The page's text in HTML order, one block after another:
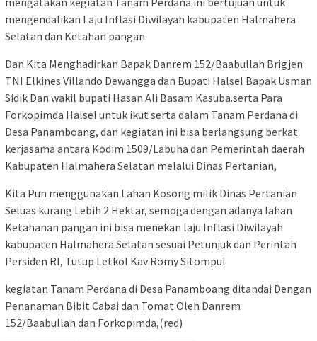
mengendalikan Laju Inflasi Diwilayah kabupaten Halmahera
Selatan dan Ketahan pangan.
Dan Kita Menghadirkan Bapak Danrem 152/Baabullah Brigjen
TNI Elkines Villando Dewangga dan Bupati Halsel Bapak Usman
Sidik Dan wakil bupati Hasan Ali Basam Kasuba.serta Para
Forkopimda Halsel untuk ikut serta dalam Tanam Perdana di
Desa Panamboang, dan kegiatan ini bisa berlangsung berkat
kerjasama antara Kodim 1509/Labuha dan Pemerintah daerah
Kabupaten Halmahera Selatan melalui Dinas Pertanian,
Kita Pun menggunakan Lahan Kosong milik Dinas Pertanian
Seluas kurang Lebih 2 Hektar, semoga dengan adanya lahan
Ketahanan pangan ini bisa menekan laju Inflasi Diwilayah
kabupaten Halmahera Selatan sesuai Petunjuk dan Perintah
Persiden RI, Tutup Letkol Kav Romy Sitompul
kegiatan Tanam Perdana di Desa Panamboang ditandai Dengan
Penanaman Bibit Cabai dan Tomat Oleh Danrem
152/Baabullah dan Forkopimda,(red)